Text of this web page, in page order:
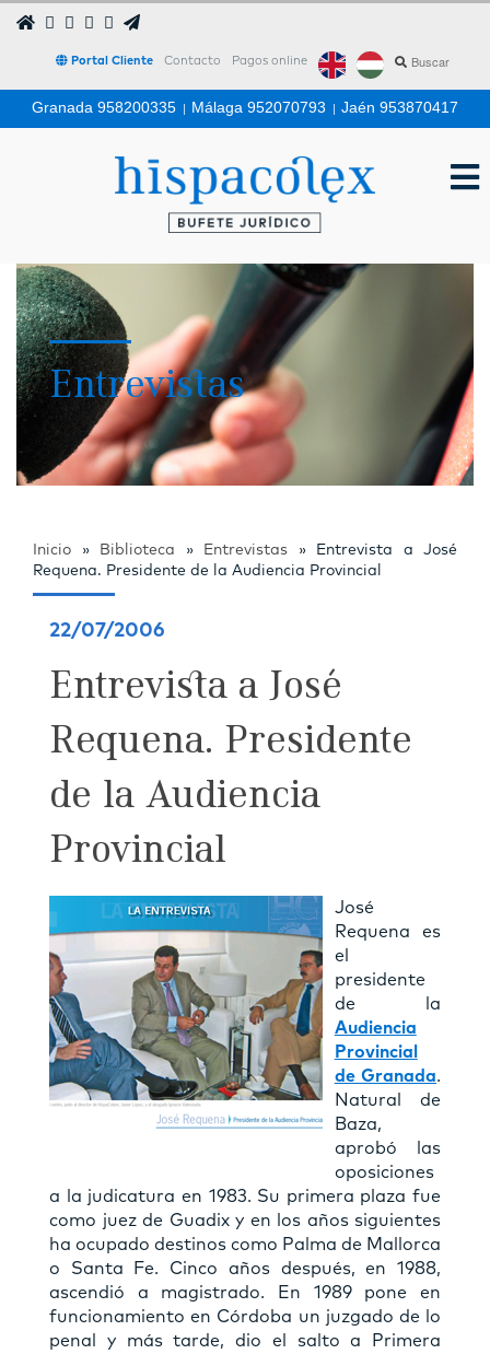
Portal Cliente Contacto Pagos online
Granada 958200335 | Málaga 952070793 | Jaén 953870417
Entrevistas
Inicio » Biblioteca » Entrevistas »
Entrevista a José
Requena. Presidente de la Audiencia Provincial
22/07/2006
Entrevista a José
Requena. Presidente
de la Audiencia
Provincial
José
Requena es
el
presidente
de la
Audiencia
Provincial
de Granada.
Natural de
Baza,
aprobó las
oposiciones
a la judicatura en 1983. Su primera plaza fue
como juez de Guadix y en los años siguientes
ha ocupado destinos como Palma de Mallorca
o Santa Fe. Cinco años después, en 1988,
ascendió a magistrado. En 1989 pone en
funcionamiento en Córdoba un juzgado de lo
penal y más tarde, dio el salto a Primera